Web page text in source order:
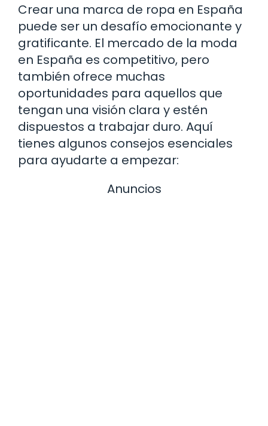
Crear una marca de ropa en España
puede ser un desafío emocionante y
gratificante. El mercado de la moda
en España es competitivo, pero
también ofrece muchas
oportunidades para aquellos que
tengan una visión clara y estén
dispuestos a trabajar duro. Aquí
tienes algunos consejos esenciales
para ayudarte a empezar:
Anuncios